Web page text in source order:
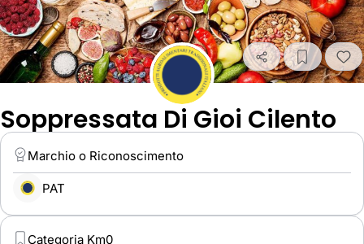
Soppressata Di Gioi Cilento
Marchio o Riconoscimento
PAT
Categoria Km0